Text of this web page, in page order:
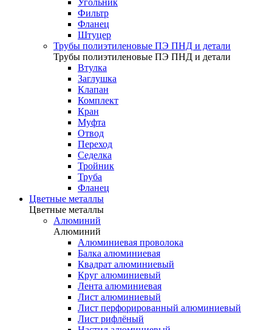
Угольник
Фильтр
Фланец
Штуцер
Трубы полиэтиленовые ПЭ ПНД и детали
Трубы полиэтиленовые ПЭ ПНД и детали
Втулка
Заглушка
Клапан
Комплект
Кран
Муфта
Отвод
Переход
Седелка
Тройник
Труба
Фланец
Цветные металлы
Цветные металлы
Алюминий
Алюминий
Алюминиевая проволока
Балка алюминиевая
Квадрат алюминиевый
Круг алюминиевый
Лента алюминиевая
Лист алюминиевый
Лист перфорированный алюминиевый
Лист рифлёный